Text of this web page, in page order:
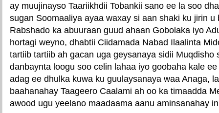
ay muujinayso Taariikhdii Tobankii sano ee la soo
sugan Soomaaliya ayaa waxay si aan shaki ku jirin u
Rabshado ka abuuraan guud ahaan Gobolaka iyo
hortagi weyno, dhabtii Ciidamada Nabad Ilaalinta
tartiib tartiib ah gacan uga geysanaya sidii Muqdisho
danbaynta loogu soo celin lahaa iyo goobaha kale
adag ee dhulka kuwa ku guulaysanaya waa Anaga,
baahanahay Taageero Caalami ah oo ka timaadda
awood ugu yeelano maadaama aanu aminsanahay